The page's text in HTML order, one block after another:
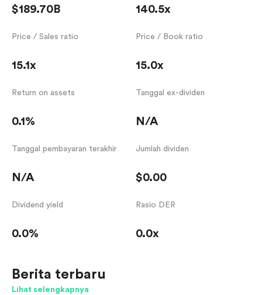
$189.70B 140.5x
Price / Sales ratio
15.1x
Price / Book ratio
15.0x
Return on assets
0.1%
Tanggal ex-dividen
N/A
Tanggal pembayaran terakhir
N/A
Jumlah dividen
$0.00
Dividend yield
0.0%
Rasio DER
0.0x
Berita terbaru
Lihat selengkapnya